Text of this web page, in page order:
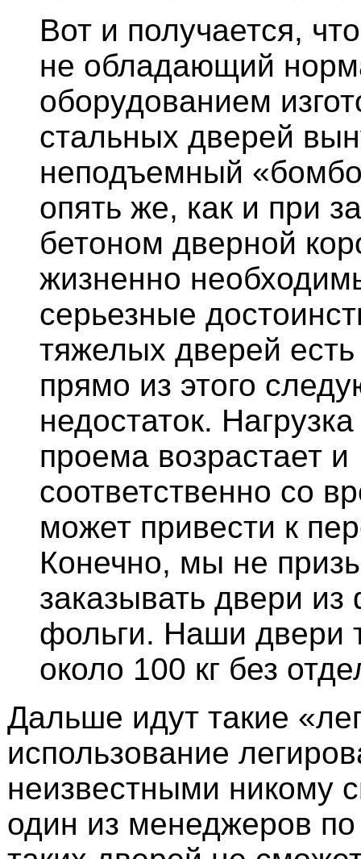
Вот и получается,
не обладающий
оборудованием
стальных дверей
неподъемный
опять же, как и при
бетоном дверной
жизненно
серьезные
тяжелых дверей
прямо из этого
недостаток.
проема возрастает и
соответственно со
может привести к
Конечно, мы не
заказывать двери
фольги. Наши двери
около 100 кг без
Дальше идут такие
использование
неизвестными никому
один из менеджеров